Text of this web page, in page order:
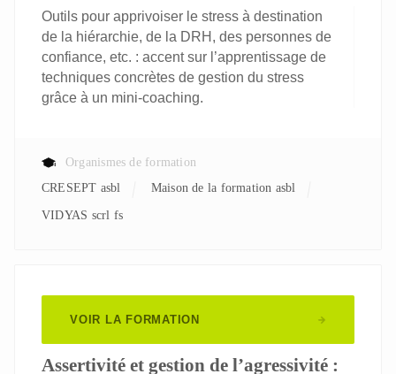
Outils pour apprivoiser le stress à destination
de la hiérarchie, de la DRH, des personnes de
confiance, etc. : accent sur l’apprentissage de
techniques concrètes de gestion du stress
grâce à un mini-coaching.
Organismes de formation
CRESEPT asbl
Maison de la formation asbl
VIDYAS scrl fs
VOIR LA FORMATION
Assertivité et gestion de l’agressivité :